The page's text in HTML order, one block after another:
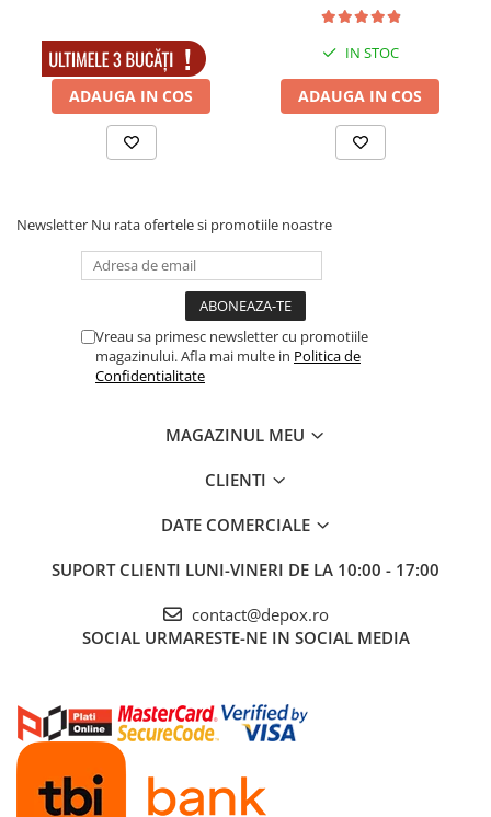
IN STOC
ADAUGA IN COS
IN STOC
ADAUGA IN COS
Newsletter Nu rata ofertele si promotiile noastre
Vreau sa primesc newsletter cu promotiile
magazinului. Afla mai multe in Politica de
Confidentialitate
MAGAZINUL MEU
CLIENTI
DATE COMERCIALE
SUPORT CLIENTI LUNI-VINERI DE LA 10:00 - 17:00
contact@depox.ro
SOCIAL URMARESTE-NE IN SOCIAL MEDIA